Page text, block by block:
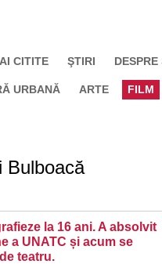
CITITE ŞTIRI DESPRE
URBANĂ ARTE FILM
Bulboacă
la 16 ani. A absolvit
a UNATC și acum se
teatru.